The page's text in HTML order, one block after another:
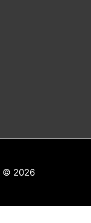
© 2026